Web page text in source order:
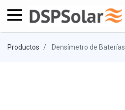
Productos Densímetro de Baterías